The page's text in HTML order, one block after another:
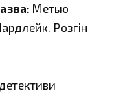
: Метью
Розгін